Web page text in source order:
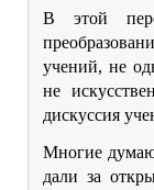
В этой
учений, не
не
дискуссия
Многие
дали за